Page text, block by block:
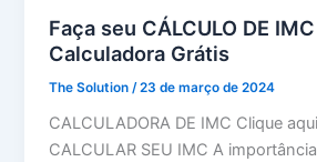
Faça seu CÁLCULO DE
Calculadora Grátis
The Solution /23 de março de 2024
CALCULADORA DE IMC Clique
CALCULAR SEU IMC A